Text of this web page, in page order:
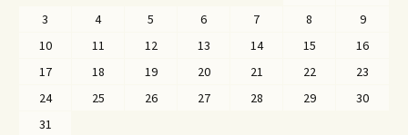
3
4 5 6 7 8
9
10
11 12 13 14 15
16
17
18 19 20 21 22
23
24
25 26 27 28 29
30
31